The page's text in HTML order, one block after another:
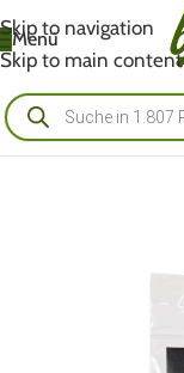
Skip to navigation
Skip to main content
Menü